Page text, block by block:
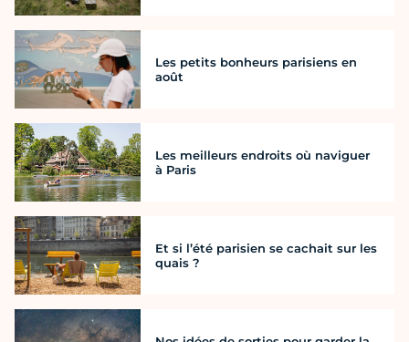
Les petits bonheurs parisiens en
août
Les meilleurs endroits où naviguer
à Paris
Et si l’été parisien se cachait sur les
quais ?